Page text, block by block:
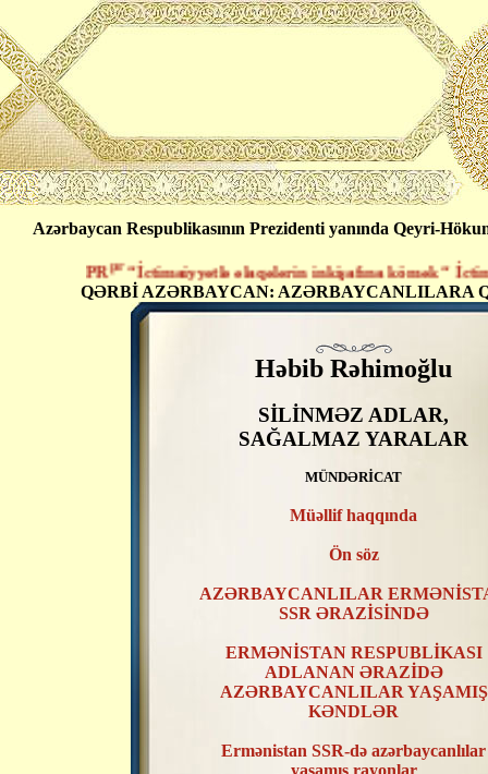
Azərbaycan Respublikasının Prezidenti yanında Qeyri-
pr“İctimaiyyətlə əlaqələrin inkişafına kömək “
QƏRBİ AZƏRBAYCAN: AZƏRBAYCANLILARA
Həbib Rəhimoğlu
SİLİNMƏZ ADLAR,
SAĞALMAZ YARALAR
MÜNDƏRİCAT
Müəllif haqqında
Ön söz
AZƏRBAYCANLILAR
SSR ƏRAZİSİNDƏ
ERMƏNİSTAN RESPUBLİKASI
ADLANAN ƏRAZİDƏ
AZƏRBAYCANLILAR YAŞAMIŞ
KƏNDLƏR
Ermənistan SSR-də azərbaycanlılar